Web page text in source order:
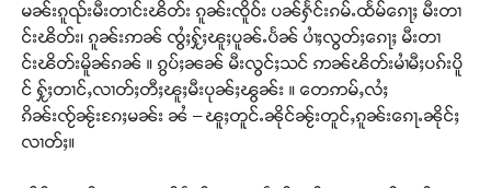
မၼ်းၵူၺ်းမီးတၢင်းၽိတ်း ၵူၼ်းၸိူဝ်း ပၼ်ႁႅင်းၵမ်ႉထႅမ်ၵေႃႈ မီးတၢ
င်းၽိတ်း၊ ၵူၼ်းဢၼ် ၸွႆႈႁႂ်ႈၽူႈပူၼ်ႉပႅၼ် ပၢႆႈလွတ်ႈၵေႃႈ မီးတၢ
င်းၽိတ်းမိူၼ်ၵၼ် ။ ၵွပ်ႈၼၼ် မီးလွင်ႈသင် ဢၼ်ၽိတ်းမၢႆမီႈပၵ်းပိူ
င် ႁႂ်ႈတၢင်ႇလၢတ်ႈတီႈၽူႈမီးပုၼ်ႈၽွၼ်း ။ တေဢမ်ႇလႆႈ
ၵိၼ်းၸႂ်ၼႂ်းၵႄႈမၼ်း ၼႆ – ၽူႈတူင်ႉၼိုင်ၼႂ်းတူင်ႇၵူၼ်းၵေႃႉၼိုင်ႈ
လၢတ်ႈ။